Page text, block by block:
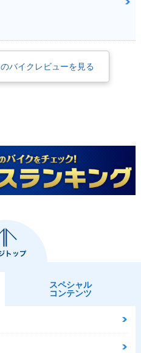
バイクレビューを見る
スペシャル
コンテンツ